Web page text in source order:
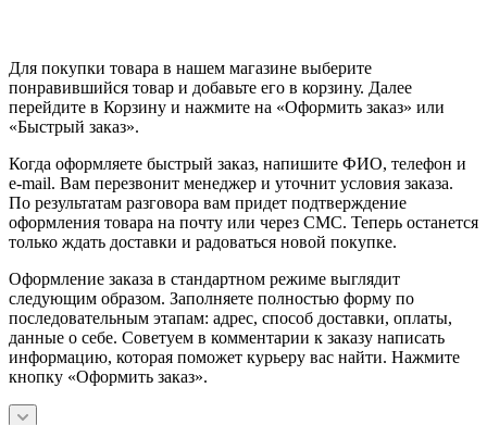
Для покупки товара в нашем магазине выберите
понравившийся товар и добавьте его в корзину. Далее
перейдите в Корзину и нажмите на «Оформить заказ» или
«Быстрый заказ».
Когда оформляете быстрый заказ, напишите ФИО, телефон и
e-mail. Вам перезвонит менеджер и уточнит условия заказа.
По результатам разговора вам придет подтверждение
оформления товара на почту или через СМС. Теперь останется
только ждать доставки и радоваться новой покупке.
Оформление заказа в стандартном режиме выглядит
следующим образом. Заполняете полностью форму по
последовательным этапам: адрес, способ доставки, оплаты,
данные о себе. Советуем в комментарии к заказу написать
информацию, которая поможет курьеру вас найти. Нажмите
кнопку «Оформить заказ».